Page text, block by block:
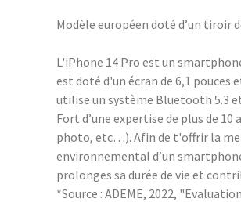
Modèle européen doté d’un tiroir
L'iPhone 14 Pro est un
est doté d'un écran de 6,1
utilise un système Bluetooth 5.3
Fort d’une expertise de plus de
photo, etc…). Afin de t'offrir la
environnemental d’un
prolonges sa durée de vie et
*Source : ADEME, 2022,